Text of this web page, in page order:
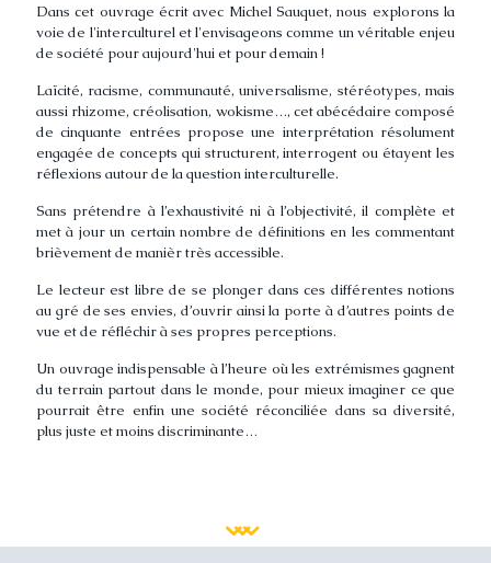
Dans cet ouvrage écrit avec Michel Sauquet, nous explorons la
voie de l'interculturel et l'envisageons comme un véritable enjeu
de société pour aujourd'hui et pour demain !
Laïcité, racisme, communauté, universalisme, stéréotypes, mais
aussi rhizome, créolisation, wokisme…, cet abécédaire composé
de cinquante entrées propose une interprétation résolument
engagée de concepts qui structurent, interrogent ou étayent les
réflexions autour de la question interculturelle.
Sans prétendre à l’exhaustivité ni à l’objectivité, il complète et
met à jour un certain nombre de définitions en les commentant
brièvement de manièr très accessible.
Le lecteur est libre de se plonger dans ces différentes notions
au gré de ses envies, d’ouvrir ainsi la porte à d’autres points de
vue et de réfléchir à ses propres perceptions.
Un ouvrage indispensable à l’heure où les extrémismes gagnent
du terrain partout dans le monde, pour mieux imaginer ce que
pourrait être enfin une société réconciliée dans sa diversité,
plus juste et moins discriminante…